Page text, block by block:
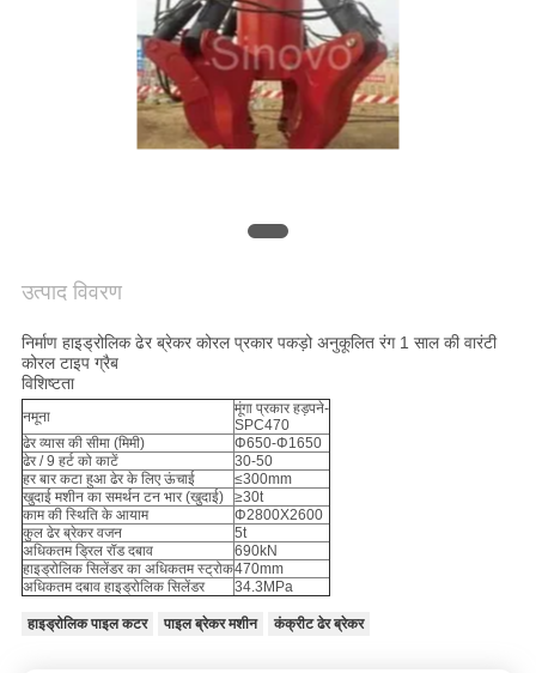
COMPANY
साइटमैप
गोपनीयता
नीति
उत्पाद विवरण
निर्माण हाइड्रोलिक ढेर ब्रेकर कोरल प्रकार पकड़ो अनुकूलित रंग 1 साल की वारंटी
कोरल टाइप ग्रैब
विशिष्टता
नमूना
मूंगा प्रकार हड़पने-
SPC470
ढेर व्यास की सीमा (मिमी)
Φ650-Φ1650
ढेर / 9 हर्ट को काटें
30-50
हर बार कटा हुआ ढेर के लिए ऊंचाई
≤300mm
खुदाई मशीन का समर्थन टन भार (खुदाई)
≥30t
काम की स्थिति के आयाम
Φ2800X2600
कुल ढेर ब्रेकर वजन
5t
अधिकतम ड्रिल रॉड दबाव
690kN
हाइड्रोलिक सिलेंडर का अधिकतम स्ट्रोक470mm
अधिकतम दबाव हाइड्रोलिक सिलेंडर
34.3MPa
हाइड्रोलिक पाइल कटर पाइल ब्रेकर मशीन कंक्रीट ढेर ब्रेकर